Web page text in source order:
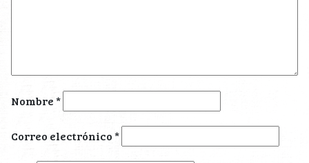
Nombre*
Correo electrónico*